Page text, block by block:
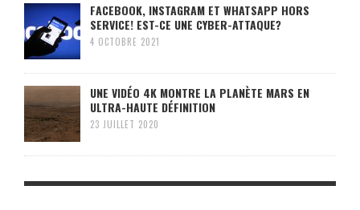
FACEBOOK, INSTAGRAM ET WHATSAPP HORS
SERVICE! EST-CE UNE CYBER-ATTAQUE?
4 OCTOBRE 2021
UNE VIDÉO 4K MONTRE LA PLANÈTE MARS EN
ULTRA-HAUTE DÉFINITION
23 JUILLET 2020